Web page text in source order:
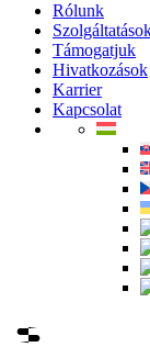
Rólunk
Támogatjuk
Hivatkozások
Karrier
Kapcsolat